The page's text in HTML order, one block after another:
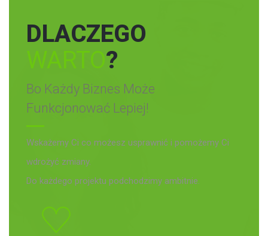
DLACZEGO
WARTO?
Bo Każdy Biznes Może
Funkcjonować Lepiej!
Wskażemy Ci co możesz usprawnić i pomożemy Ci
wdrożyć zmiany.
Do każdego projektu podchodzimy ambitnie.